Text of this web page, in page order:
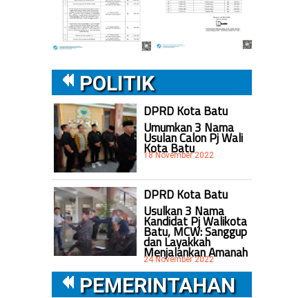
POLITIK
DPRD Kota Batu
Umumkan 3 Nama
Usulan Calon Pj Wali
Kota Batu
18 November 2022
DPRD Kota Batu
Usulkan 3 Nama
Kandidat Pj Walikota
Batu, MCW: Sanggup
dan Layakkah
Menjalankan Amanah
24 November 2022
PEMERINTAHAN